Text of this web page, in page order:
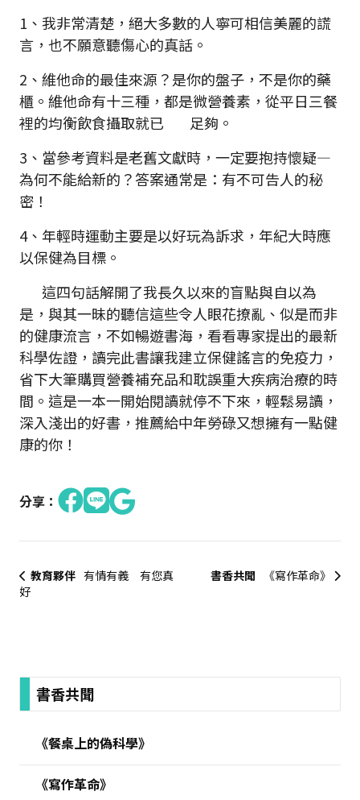
1、我非常清楚，絕大多數的人寧可相信美麗的謊
言，也不願意聽傷心的真話。
2、維他命的最佳來源？是你的盤子，不是你的藥
櫃。維他命有十三種，都是微營養素，從平日三餐
裡的均衡飲食攝取就已 足夠。
3、當參考資料是老舊文獻時，一定要抱持懷疑—
為何不能給新的？答案通常是：有不可告人的秘
密！
4、年輕時運動主要是以好玩為訴求，年紀大時應
以保健為目標。
這四句話解開了我長久以來的盲點與自以為
是，與其一昧的聽信這些令人眼花撩亂、似是而非
的健康流言，不如暢遊書海，看看專家提出的最新
科學佐證，讀完此書讓我建立保健謠言的免疫力，
省下大筆購買營養補充品和耽誤重大疾病治療的時
間。這是一本一開始閱讀就停不下來，輕鬆易讀，
深入淺出的好書，推薦給中年勞碌又想擁有一點健
康的你！
分享：
教育夥伴 有情有義 有您真
好
書香共聞 《寫作革命》
:::書香共聞
《餐桌上的偽科學》
《寫作革命》